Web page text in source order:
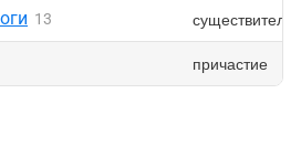
13
причастие